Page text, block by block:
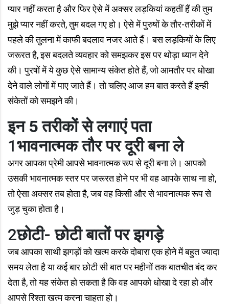
प्यार नहीं करता है और फिर ऐसे में अक्सर लड़कियां कहतीं हैं की तुम
मुझे प्यार नहीं करते, तुम बदल गए हो। ऐसे में पुरुषों के तौर-तरीकों में
पहले की तुलना में काफी बदलाव नजर आते हैं। बस लड़कियों के लिए
जरूरत है, इस बदलते व्यवहार को समझकर इस पर थोड़ा ध्यान देने
की। पुरषों में ये कुछ ऐसे सामान्य संकेत होते हैं, जो आमतौर पर धोखा
देने वाले लोगों में पाए जाते हैं। तो चलिए आज हम बात करते हैं इन्ही
संकेतों को समझने की।
इन 5 तरीकों से लगाएं पता
1भावनात्मक तौर पर दूरी बना ले
अगर आपका प्रेमी आपसे भावनात्मक रूप से दूरी बना ले। आपको
उसकी भावनात्मक स्तर पर जरूरत होने पर भी वह आपके साथ ना हो,
तो ऐसा अक्‍सर तब होता है, जब वह किसी और से भावनात्मक रूप से
जुड़ चुका होता है।
2छोटी- छोटी बातों पर झगड़े
जब आपका साथी झगड़ों को खत्म करके दोबारा एक होने में बहुत ज्यादा
समय लेता है या कई बार छोटी सी बात पर महीनों तक बातचीत बंद कर
देता है, तो यह संकेत हो सकता है कि वह आपको धोखा दे रहा हो और
आपसे रिश्ता खत्म करना चाहता हो।